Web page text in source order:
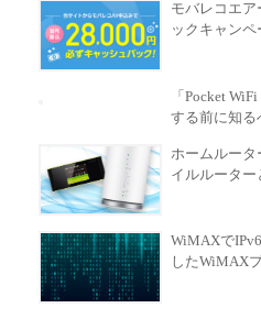
モバレコエ
ックキャンペ
「Pocket
する前に知る
ホームルータ
イルルーター
WiMAXで
したWiMAX